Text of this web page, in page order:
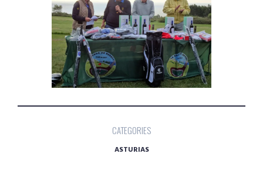
CATEGORIES
ASTURIAS